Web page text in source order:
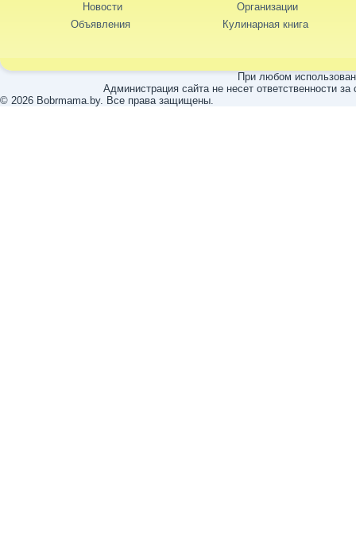
Новости
Объявления
Организации
Кулинарная книга
При любом
Администрация сайта не несет ответственности
© 2026 Bobrmama.by. Все права защищены.